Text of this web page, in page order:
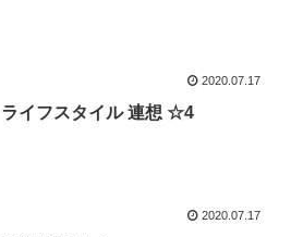
2020.07.17
ライフスタイル 連想 ☆4
2020.07.17